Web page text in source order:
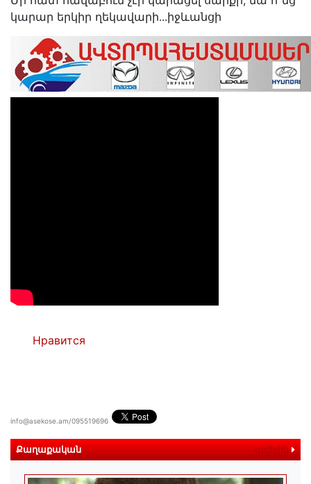
կարար երկիր ղեկավարի․․․իջևանցի
Нравится
info@asekose.am/095519696
Քաղաքական ավելին